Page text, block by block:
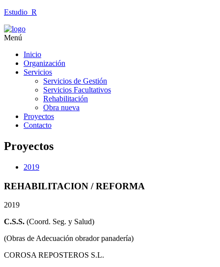
Estudio_R
Menú
Inicio
Organización
Servicios
Servicios de Gestión
Servicios Facultativos
Rehabilitación
Obra nueva
Proyectos
Contacto
Proyectos
2019
REHABILITACION / REFORMA
2019
C.S.S. (Coord. Seg. y Salud)
(Obras de Adecuación obrador panadería)
COROSA REPOSTEROS S.L.